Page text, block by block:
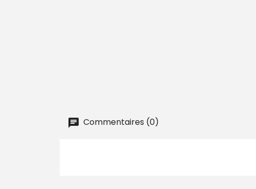
Commentaires (0)